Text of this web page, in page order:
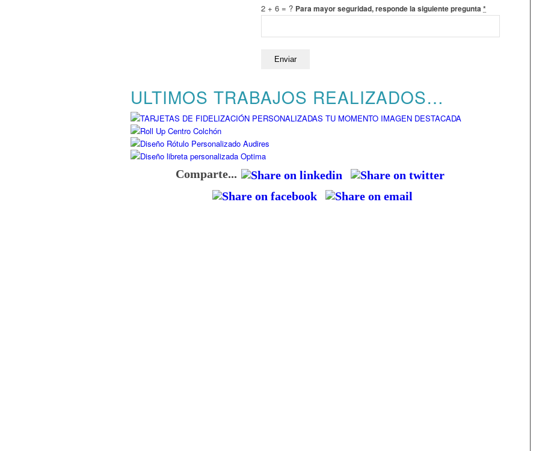
2 + 6 = ? Para mayor seguridad, responde la siguiente pregunta*
ULTIMOS TRABAJOS REALIZADOS…
Comparte...